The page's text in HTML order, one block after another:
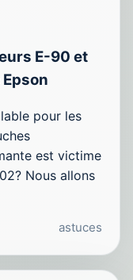
E-90 et
pour les
est victime
Nous allons
astuces